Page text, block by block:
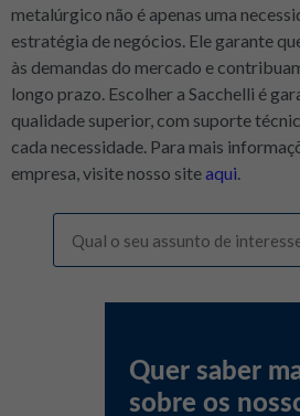
metalúrgico não é apenas uma
estratégia de negócios. Ele garante
às demandas do mercado e
longo prazo. Escolher a Sacchelli é
qualidade superior, com suporte
cada necessidade. Para mais
empresa, visite nosso siteaqui.